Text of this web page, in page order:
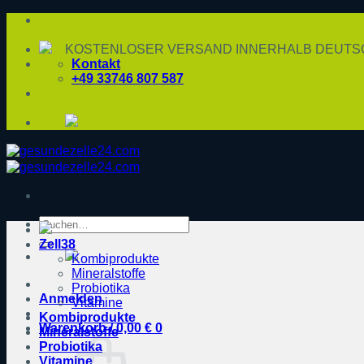
Zum
springen KOSTENLOSER VERSAND INNERHALB
Kontakt
+49 33746 807 587
Suche
nach:
Anmelden
Warenkorb /0,00 € 0
Zell38
Kombiprodukte
Mineralstoffe
Probiotika
Vitamine
Kombiprodukte
Mineralstoffe
Probiotika
Vitamine